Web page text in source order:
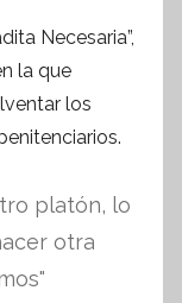
Necesaria”,
la que
los
platón, lo
otra